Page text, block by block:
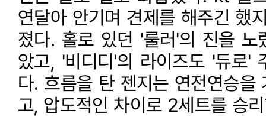
연달아 안기며 견제를 해주긴 했
졌다. 홀로 있던 '룰러'의 진을 노
았고, '비디디'의 라이즈도 '듀로'
다. 흐름을 탄 젠지는 연전연승을
고, 압도적인 차이로 2세트를 승